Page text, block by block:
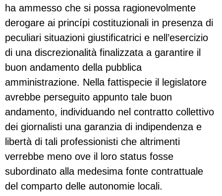
ha ammesso che si possa ragionevolmente
derogare ai princípi costituzionali in presenza di
peculiari situazioni giustificatrici e nell’esercizio
di una discrezionalità finalizzata a garantire il
buon andamento della pubblica
amministrazione. Nella fattispecie il legislatore
avrebbe perseguito appunto tale buon
andamento, individuando nel contratto collettivo
dei giornalisti una garanzia di indipendenza e
libertà di tali professionisti che altrimenti
verrebbe meno ove il loro status fosse
subordinato alla medesima fonte contrattuale
del comparto delle autonomie locali.